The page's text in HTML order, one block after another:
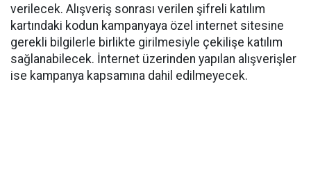
verilecek. Alışveriş sonrası verilen şifreli katılım
kartındaki kodun kampanyaya özel internet sitesine
gerekli bilgilerle birlikte girilmesiyle çekilişe katılım
sağlanabilecek. İnternet üzerinden yapılan alışverişler
ise kampanya kapsamına dahil edilmeyecek.